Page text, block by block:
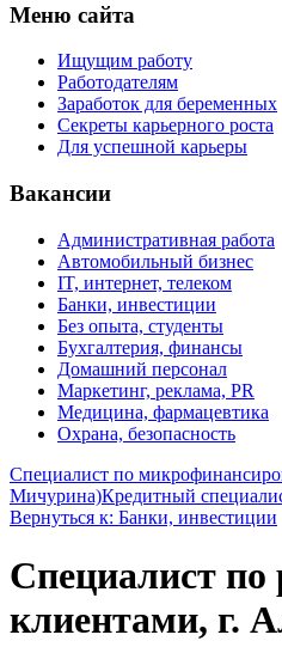
Меню сайта
Ищущим работу
Работодателям
Заработок для беременных
Секреты карьерного роста
Для успешной карьеры
Вакансии
Административная работа
Автомобильный бизнес
IT, интернет, телеком
Банки, инвестиции
Без опыта, студенты
Бухгалтерия, финансы
Домашний персонал
Маркетинг, реклама, PR
Медицина, фармацевтика
Охрана, безопасность
Специалист по
Мичурина)Кредитный
Вернуться к: Банки, инвестиции
Специалист по
клиентами, г.